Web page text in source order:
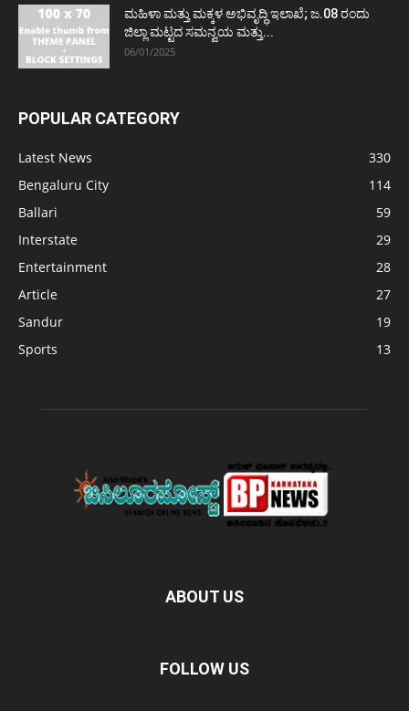
ಮಹಿಳಾ ಮತ್ತು ಮಕ್ಕಳ ಅಭಿವೃದ್ಧಿ ಇಲಾಖೆ; ಜ.08 ರಂದು
ಜಿಲ್ಲಾ ಮಟ್ಟದ ಸಮನ್ವಯ ಮತ್ತು...
06/01/2025
POPULAR CATEGORY
Latest News
330
Bengaluru City
114
Ballari
59
Interstate
29
Entertainment
28
Article
27
Sandur
19
Sports
13
ABOUT US
FOLLOW US